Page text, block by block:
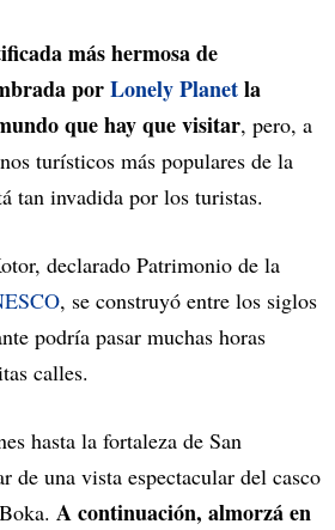
más hermosa de
porLonely Planetla
que hay que visitar, pero, a
turísticos más populares de la
tan invadida por los turistas.
declarado Patrimonio de la
, se construyó entre los siglos
podría pasar muchas horas
calles.
hasta la fortaleza de San
de una vista espectacular del casco
A continuación, almorzá en